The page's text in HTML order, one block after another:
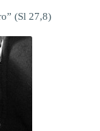
(Sl 27,8)